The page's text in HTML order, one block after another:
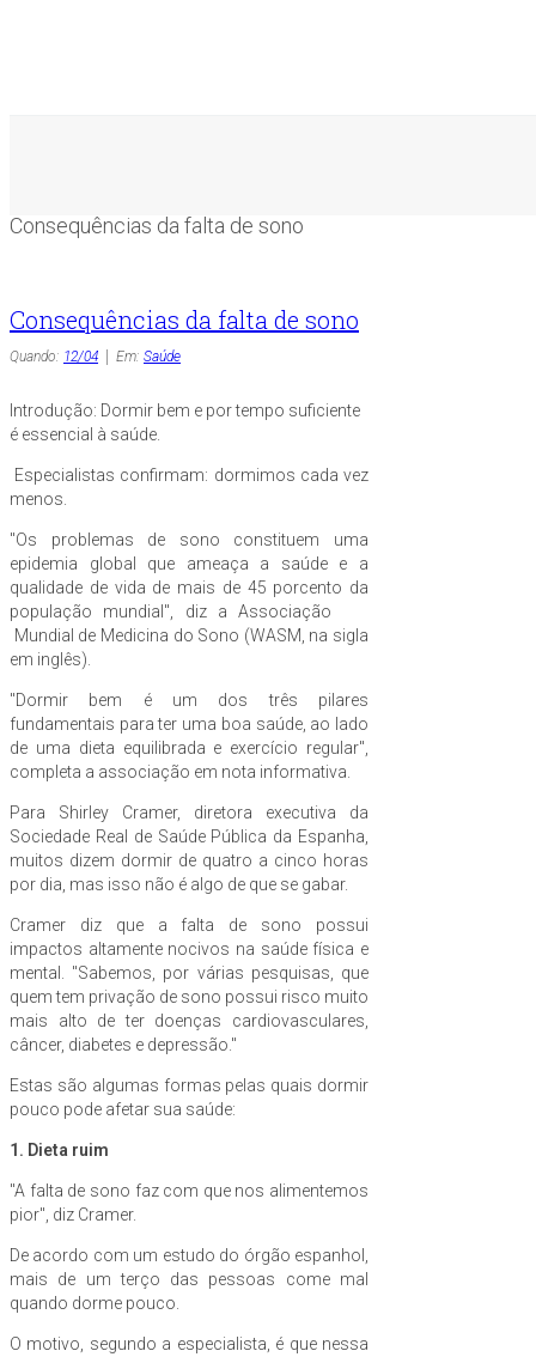
Consequências da falta de sono
Consequências da falta de sono
Quando: 12/04 Em: Saúde
Introdução: Dormir bem e por tempo suficiente
é essencial à saúde.
Especialistas confirmam: dormimos cada vez
menos.
"Os problemas de sono constituem uma
epidemia global que ameaça a saúde e a
qualidade de vida de mais de 45 porcento da
população mundial", diz a Associação
Mundial de Medicina do Sono (WASM, na sigla
em inglês).
"Dormir bem é um dos três pilares
fundamentais para ter uma boa saúde, ao lado
de uma dieta equilibrada e exercício regular",
completa a associação em nota informativa.
Para Shirley Cramer, diretora executiva da
Sociedade Real de Saúde Pública da Espanha,
muitos dizem dormir de quatro a cinco horas
por dia, mas isso não é algo de que se gabar.
Cramer diz que a falta de sono possui
impactos altamente nocivos na saúde física e
mental. "Sabemos, por várias pesquisas, que
quem tem privação de sono possui risco muito
mais alto de ter doenças cardiovasculares,
câncer, diabetes e depressão."
Estas são algumas formas pelas quais dormir
pouco pode afetar sua saúde:
1. Dieta ruim
"A falta de sono faz com que nos alimentemos
pior", diz Cramer.
De acordo com um estudo do órgão espanhol,
mais de um terço das pessoas come mal
quando dorme pouco.
O motivo, segundo a especialista, é que nessa